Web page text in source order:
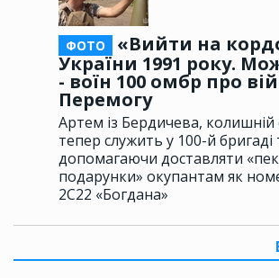
ФОТО
«Вийти на
України 1991 року.
- воїн 100 омбр про
Перемогу
Артем із Бердичева, колишній
тепер служить у 100-й
допомагаючи доставляти
подарунки» окупантам як
2С22 «Богдана»